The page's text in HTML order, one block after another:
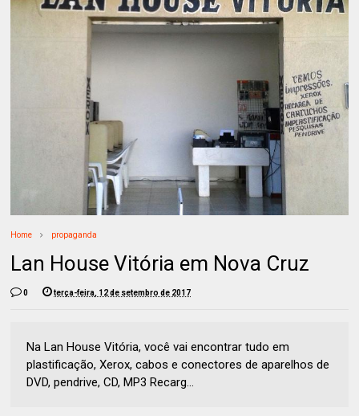
Home propaganda
Lan House Vitória em Nova Cruz
0 terça-feira, 12 de setembro de 2017
Na Lan House Vitória, você vai encontrar tudo em
plastificação, Xerox, cabos e conectores de aparelhos de
DVD, pendrive, CD, MP3 Recarg...